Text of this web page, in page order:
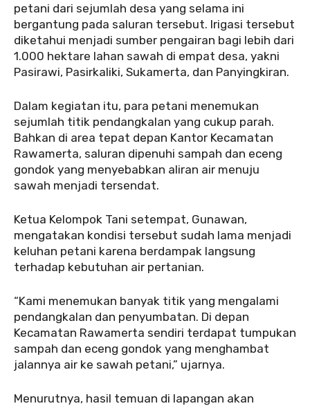
petani dari sejumlah desa yang selama ini
bergantung pada saluran tersebut. Irigasi tersebut
diketahui menjadi sumber pengairan bagi lebih dari
1.000 hektare lahan sawah di empat desa, yakni
Pasirawi, Pasirkaliki, Sukamerta, dan Panyingkiran.
Dalam kegiatan itu, para petani menemukan
sejumlah titik pendangkalan yang cukup parah.
Bahkan di area tepat depan Kantor Kecamatan
Rawamerta, saluran dipenuhi sampah dan eceng
gondok yang menyebabkan aliran air menuju
sawah menjadi tersendat.
Ketua Kelompok Tani setempat, Gunawan,
mengatakan kondisi tersebut sudah lama menjadi
keluhan petani karena berdampak langsung
terhadap kebutuhan air pertanian.
“Kami menemukan banyak titik yang mengalami
pendangkalan dan penyumbatan. Di depan
Kecamatan Rawamerta sendiri terdapat tumpukan
sampah dan eceng gondok yang menghambat
jalannya air ke sawah petani,” ujarnya.
Menurutnya, hasil temuan di lapangan akan